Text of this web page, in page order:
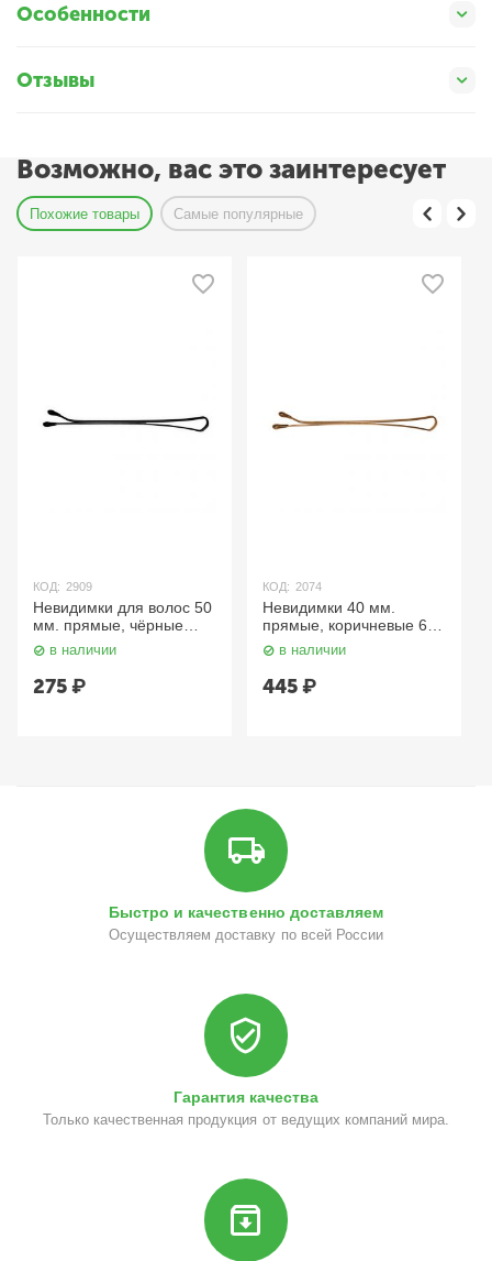
Особенности
Отзывы
Возможно, вас это заинтересует
Похожие товары Самые популярные
КОД: 2909
Невидимки для волос 50
мм. прямые, чёрные
SLN50P-1/60 Dewal
в наличии
275₽
КОД: 2074
Невидимки 40 мм.
прямые, коричневые 60
шт. SLN40P-3/60 Dewal
в наличии
445₽
Быстро и качественно доставляем
Осуществляем доставку по всей России
Гарантия качества
Только качественная продукция от ведущих компаний мира.